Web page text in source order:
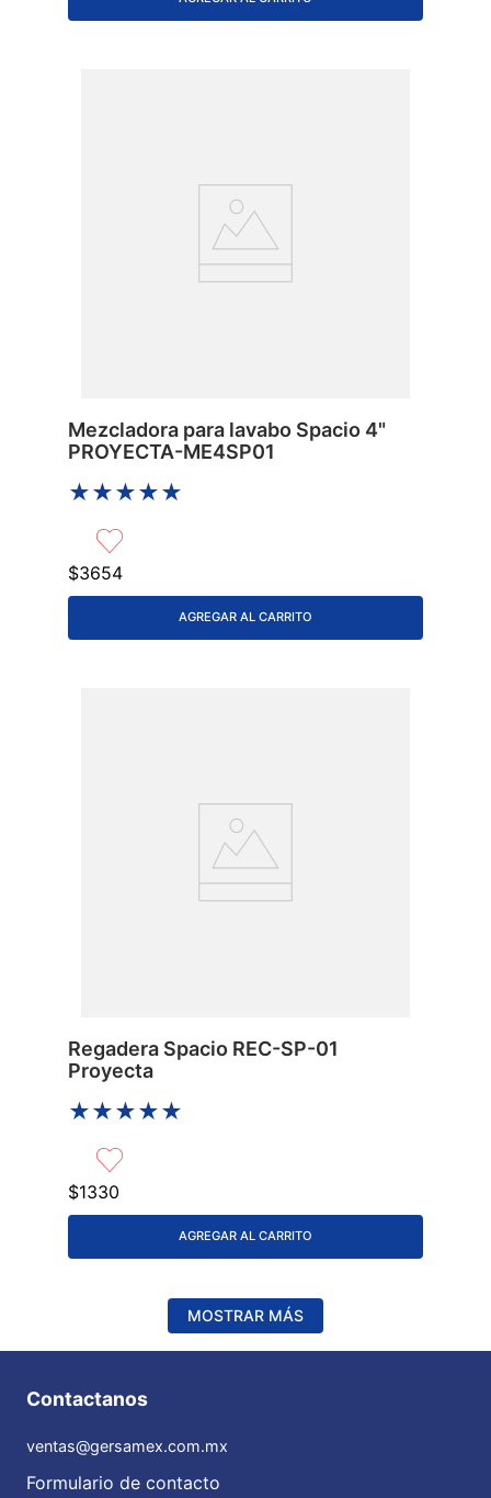
Mezcladora para lavabo Spacio 4"
PROYECTA-ME4SP01
★★★★★
$3654
AGREGAR AL CARRITO
Regadera Spacio REC-SP-01
Proyecta
★★★★★
$1330
AGREGAR AL CARRITO
MOSTRAR MÁS
Contactanos
ventas@gersamex.com.mx
Formulario de contacto